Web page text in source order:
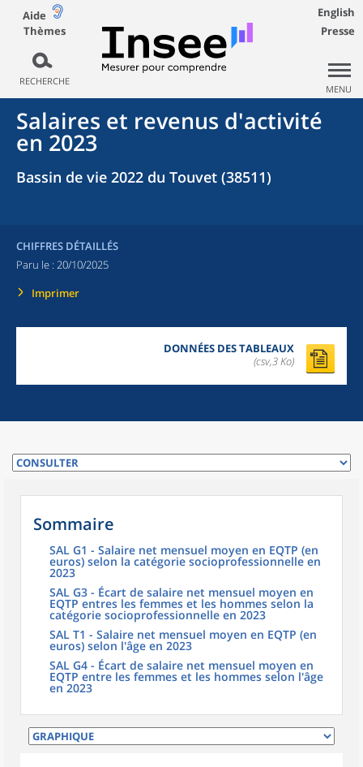
Aide
Thèmes
RECHERCHE
English
Presse
MENU
Salaires et revenus d'activité
en 2023
Bassin de vie 2022 du Touvet (38511)
CHIFFRES DÉTAILLÉS
Paru le : 20/10/2025
Imprimer
DONNÉES DES TABLEAUX
(csv,3 Ko)
Sommaire
SAL G1 - Salaire net mensuel moyen en EQTP (en
euros) selon la catégorie socioprofessionnelle en
2023
SAL G3 - Écart de salaire net mensuel moyen en
EQTP entres les femmes et les hommes selon la
catégorie socioprofessionnelle en 2023
SAL T1 - Salaire net mensuel moyen en EQTP (en
euros) selon l'âge en 2023
SAL G4 - Écart de salaire net mensuel moyen en
EQTP entre les femmes et les hommes selon l'âge
en 2023